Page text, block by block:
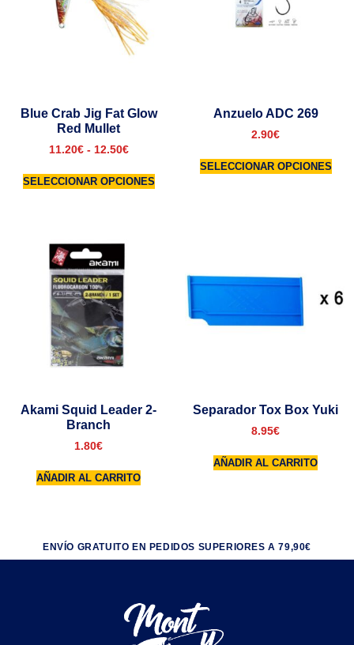
Blue Crab Jig Fat Glow
Red Mullet
11.20€ - 12.50€
SELECCIONAR OPCIONES
Anzuelo ADC 269
2.90€
SELECCIONAR OPCIONES
Akami Squid Leader 2-
Branch
1.80€
AÑADIR AL CARRITO
Separador Tox Box Yuki
8.95€
AÑADIR AL CARRITO
ENVÍO GRATUITO EN PEDIDOS SUPERIORES A 79,90€